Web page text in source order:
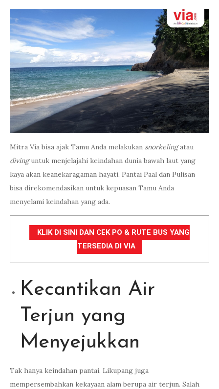
Mitra Via bisa ajak Tamu Anda melakukan snorkelingatau
divinguntuk menjelajahi keindahan dunia bawah laut yang
kaya akan keanekaragaman hayati. Pantai Paal dan Pulisan
bisa direkomendasikan untuk kepuasan Tamu Anda
menyelami keindahan yang ada.
KLIK DI SINI DAN CEK PO & RUTE BUS YANG
TERSEDIA DI VIA
Kecantikan Air
Terjun yang
Menyejukkan
Tak hanya keindahan pantai, Likupang juga
mempersembahkan kekayaan alam berupa air terjun. Salah